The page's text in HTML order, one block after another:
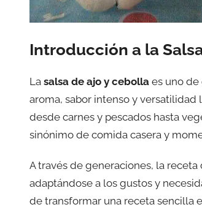
Introducción a la
La salsa de ajo y cebolla es uno de
aroma, sabor intenso y
desde carnes y pescados hasta
sinónimo de comida casera y
A través de generaciones, la
adaptándose a los gustos y
de transformar una receta sencilla